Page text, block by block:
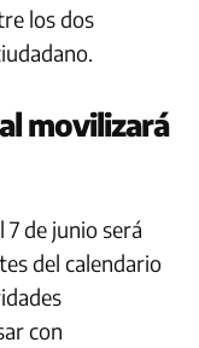
los dos
movilizará
de junio será
del calendario
con